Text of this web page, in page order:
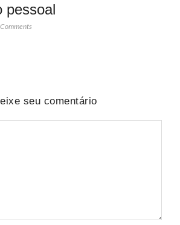
pessoal
seu comentário